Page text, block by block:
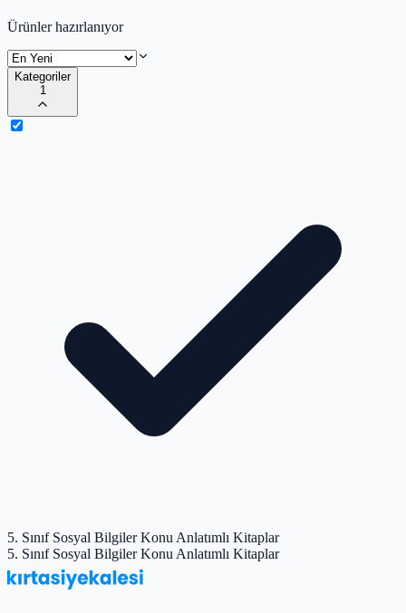
Ürünler hazırlanıyor
Kategoriler
1
5. Sınıf Sosyal Bilgiler Konu Anlatımlı Kitaplar
5. Sınıf Sosyal Bilgiler Konu Anlatımlı Kitaplar